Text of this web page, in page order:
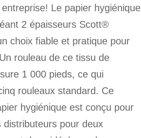
Le papier hygiénique
2 épaisseurs Scott®
choix fiable et pratique pour
rouleau de ce tissu de
1 000 pieds, ce qui
rouleaux standard. Ce
hygiénique est conçu pour
distributeurs pour deux